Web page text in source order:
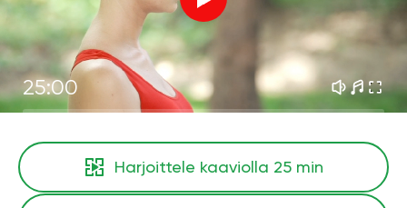
25:00
Harjoittele kaaviolla 25 min